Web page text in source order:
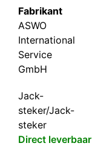
Fabrikant
ASWO
International
Service
GmbH
Jack-
steker/Jack-
steker
Direct leverbaar